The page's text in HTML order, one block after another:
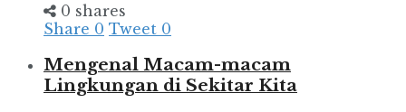
0 shares
Share 0 Tweet 0
Mengenal Macam-macam
Lingkungan di Sekitar Kita